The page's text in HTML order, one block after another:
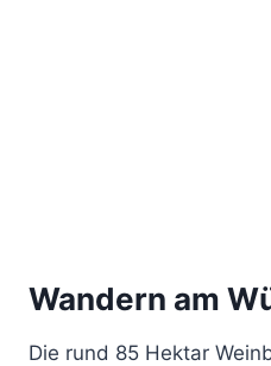
Wandern am
Die rund 85 Hektar